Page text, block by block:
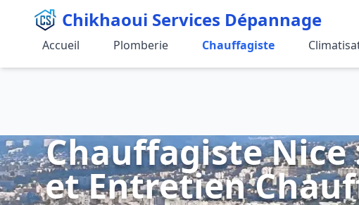
Chikhaoui Services Dépannage
Accueil Plomberie Chauffagiste
Chauffagiste
et Entretien